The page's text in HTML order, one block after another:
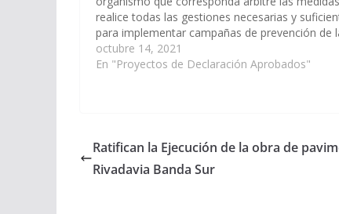
realice todas las gestiones necesarias y
para implementar campañas de prevención de
enfermedades de transmisión sexual en las
localidades de Aguas Blancas, San Ramón de la…
octubre 14, 2021
En "Proyectos de Declaración Aprobados"
Ratifican la Ejecución de la obra de
Rivadavia Banda Sur